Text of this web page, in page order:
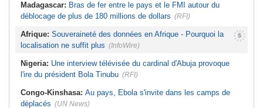
Madagascar: Bras de fer entre le pays et le FMI autour du
déblocage de plus de 180 millions de dollars (RFI)
Afrique: Souveraineté des données en Afrique - Pourquoi la
localisation ne suffit plus (InfoWire)
Nigeria: Une interview télévisée du cardinal d'Abuja provoque
l'ire du président Bola Tinubu (RFI)
Congo-Kinshasa: Au pays, Ebola s'invite dans les camps de
déplacés (UN News)